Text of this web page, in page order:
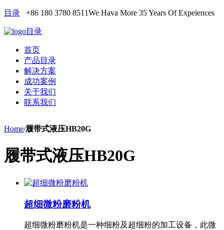
目录 +86 180 3780 8511We Hava More 35 Years Of Expeiences
目录
首页
产品目录
解决方案
成功案例
关于我们
联系我们
Home/履带式液压HB20G
履带式液压HB20G
超细微粉磨粉机
超细微粉磨粉机是一种细粉及超细粉的加工设备，此微